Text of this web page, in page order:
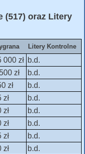
(517) oraz Litery
Litery Kontrolne
000 zł b.d.
zł
b.d.
zł
b.d.
zł
b.d.
zł
b.d.
zł
b.d.
zł
b.d.
zł
b.d.